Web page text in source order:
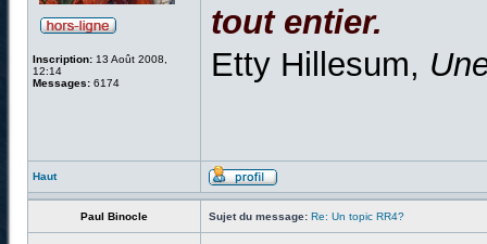
Inscription: 13 Août 2008,
12:14
Messages: 6174
tout entier.
Etty Hillesum,
Haut
Paul Binocle Sujet du message: Re: Un topic RR4?